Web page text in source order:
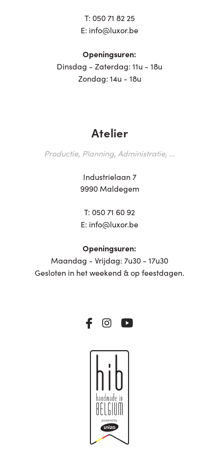
T: 050 71 82 25
E: info@luxor.be
Openingsuren:
Dinsdag - Zaterdag: 11u - 18u
Zondag: 14u - 18u
Atelier
Productie, Planning, Administratie, ...
Industrielaan 7
9990 Maldegem
T: 050 71 60 92
E: info@luxor.be
Openingsuren:
Maandag - Vrijdag: 7u30 - 17u30
Gesloten in het weekend & op feestdagen.